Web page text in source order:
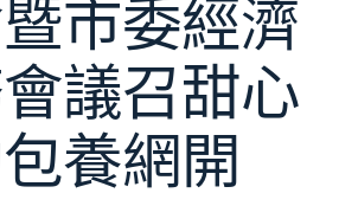
市委經濟
議召甜心
養網開